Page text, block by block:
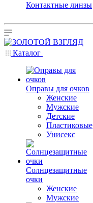
Контактные линзы
Каталог
Оправы для очков
Женские
Мужские
Детские
Пластиковые
Унисекс
Солнцезащитные
очки
Женские
Мужские